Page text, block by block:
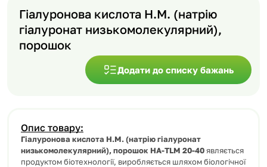
Гіалуронова кислота Н.М. (натрію
гіалуронат низькомолекулярний),
порошок
Додати до списку бажань
Опис товару:
Гіалуронова кислота Н.М. (натрію гіалуронат
низькомолекулярний), порошок НА-TLM 20-40являється
продуктом біотехнології, виробляється шляхом біологічної